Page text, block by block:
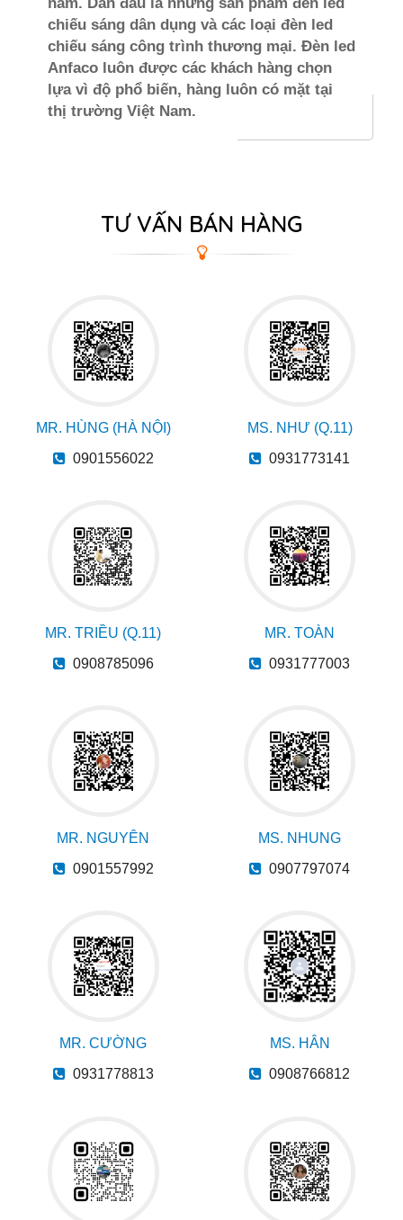
chiếu sáng dân dụng và các loại đèn led
chiếu sáng công trình thương mại. Đèn led
Anfaco luôn được các khách hàng chọn
lựa vì độ phổ biến, hàng luôn có mặt tại
thị trường Việt Nam.
TƯ VẤN BÁN HÀNG
MR. HÙNG (HÀ NỘI)
0901556022
MS. NHƯ (Q.11)
0931773141
MR. TRIỀU (Q.11)
0908785096
MR. TOÀN
0931777003
MR. NGUYÊN
0901557992
MS. NHUNG
0907797074
MR. CƯỜNG
0931778813
MS. HÂN
0908766812